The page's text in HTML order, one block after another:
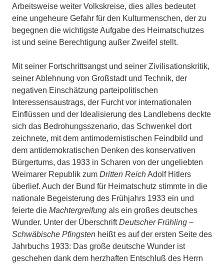
Arbeitsweise weiter Volkskreise, dies alles bedeutet
eine ungeheure Gefahr für den Kulturmenschen, der zu
begegnen die wichtigste Aufgabe des Heimatschutzes
ist und seine Berechtigung außer Zweifel stellt.
Mit seiner Fortschrittsangst und seiner Zivilisationskritik,
seiner Ablehnung von Großstadt und Technik, der
negativen Einschätzung parteipolitischen
Interessensaustrags, der Furcht vor internationalen
Einflüssen und der Idealisierung des Landlebens deckte
sich das Bedrohungsszenario, das Schwenkel dort
zeichnete, mit dem antimodernistischen Feindbild und
dem antidemokratischen Denken des konservativen
Bürgertums, das 1933 in Scharen von der ungeliebten
Weimarer Republik zum Dritten ReichAdolf Hitlers
überlief. Auch der Bund für Heimatschutz stimmte in die
nationale Begeisterung des Frühjahrs 1933 ein und
feierte die Machtergreifung als ein großes deutsches
Wunder. Unter der ÜberschriftDeutscher Frühling –
Schwäbische Pfingsten heißt es auf der ersten Seite des
Jahrbuchs 1933: Das große deutsche Wunder ist
geschehen dank dem herzhaften Entschluß des Herrn